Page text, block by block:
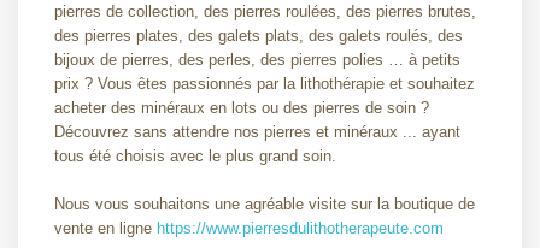
pierres de collection, des pierres roulées, des pierres brutes,
des pierres plates, des galets plats, des galets roulés, des
bijoux de pierres, des perles, des pierres polies … à petits
prix ? Vous êtes passionnés par la lithothérapie et souhaitez
acheter des minéraux en lots ou des pierres de soin ?
Découvrez sans attendre nos pierres et minéraux ... ayant
tous été choisis avec le plus grand soin.
Nous vous souhaitons une agréable visite sur la boutique de
vente en ligne https://www.pierresdulithotherapeute.com